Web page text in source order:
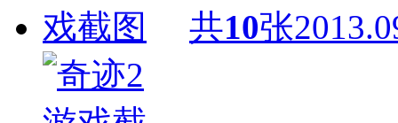
共10张